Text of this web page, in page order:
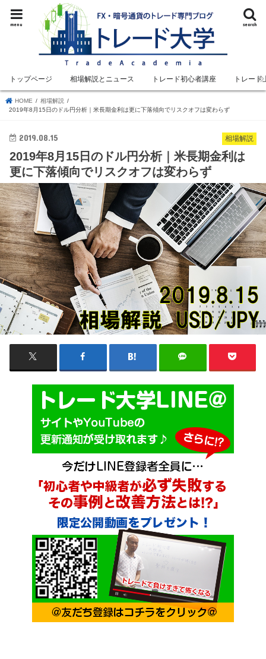
search
menu
トップページ 相場解説とニュース トレード初心者講座 トレード
HOME
相場解説
2019年8月15日のドル円分析｜米長期金利は更に下落傾向でリスクオフは変わらず
相場解説
2019.08.15
2019年8月15日のドル円分析｜米長期金利は
更に下落傾向でリスクオフは変わらず